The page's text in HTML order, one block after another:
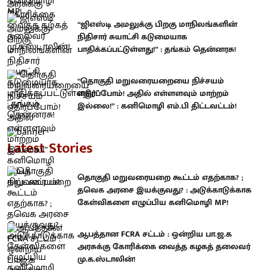
“ஜிஎஸ்டி அமலுக்கு பிறகு மாநிலங்களின்
நிதிசார் சுயாட்சி கடுமையாக
பாதிக்கப்பட்டுள்ளது!” : தங்கம் தென்னரசு!
“தொகுதி மறுவரையறையை நிச்சயம்
எதிர்ப்போம்! அதில் எள்ளளவும் மாற்றம்
இல்லை!” : கனிமொழி எம்.பி திட்டவட்டம்!
Latest Stories
தொகுதி மறுவரையறை கூட்டம் எதற்காக? ;
தவெக அரசை இயக்குவது? : அடுக்காடுக்காக
கேள்விகளை எழுப்பிய கனிமொழி MP!
ஆபத்தான FCRA சட்டம் : ஒன்றிய பா.ஜ.க
அரசுக்கு கோரிக்கை வைத்த கழகத் தலைவர்
மு.க.ஸ்டாலின்!